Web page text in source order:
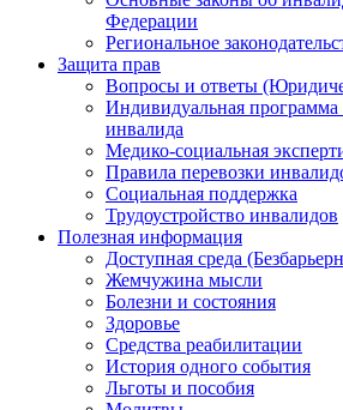
Федерации
Региональное
Защита прав
Вопросы и ответы
Индивидуальная программа
инвалида
Медико-социальная
Правила перевозки
Социальная поддержка
Трудоустройство инвалидов
Полезная информация
Доступная среда
Жемчужина мысли
Болезни и состояния
Здоровье
Средства реабилитации
История одного события
Льготы и пособия